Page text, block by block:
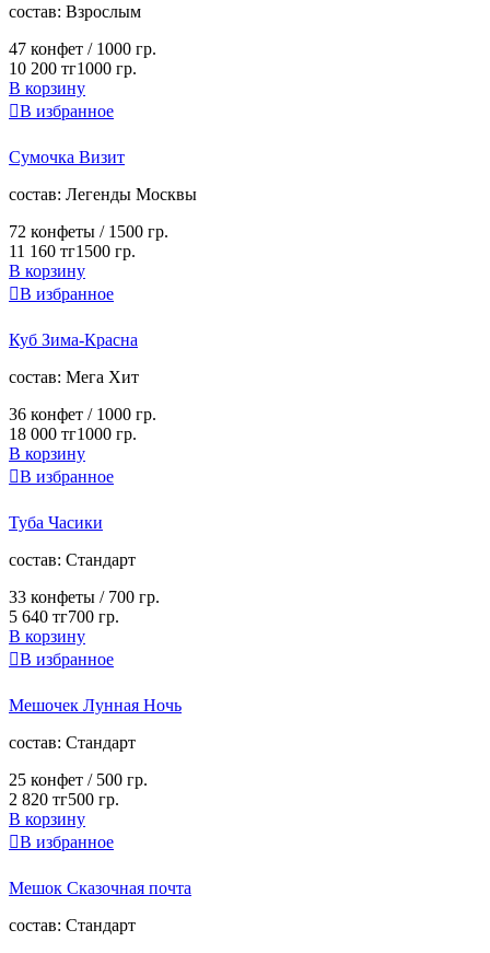
cостав: Взрослым
47 конфет / 1000 гр.
10 200 тг1000 гр.
В корзину
В избранное
Сумочка Визит
cостав: Легенды Москвы
72 конфеты / 1500 гр.
11 160 тг1500 гр.
В корзину
В избранное
Куб Зима-Красна
cостав: Мега Хит
36 конфет / 1000 гр.
18 000 тг1000 гр.
В корзину
В избранное
Туба Часики
cостав: Стандарт
33 конфеты / 700 гр.
5 640 тг700 гр.
В корзину
В избранное
Мешочек Лунная Ночь
cостав: Стандарт
25 конфет / 500 гр.
2 820 тг500 гр.
В корзину
В избранное
Мешок Сказочная почта
cостав: Стандарт